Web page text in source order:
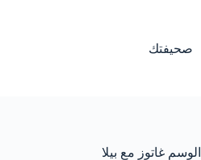
صحيفتك
الوسم غاتوز مع بيلا